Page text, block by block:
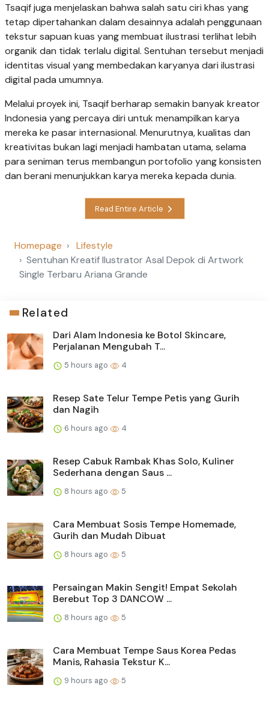
Tsaqif juga menjelaskan bahwa salah satu ciri khas yang
tetap dipertahankan dalam desainnya adalah penggunaan
tekstur sapuan kuas yang membuat ilustrasi terlihat lebih
organik dan tidak terlalu digital. Sentuhan tersebut menjadi
identitas visual yang membedakan karyanya dari ilustrasi
digital pada umumnya.
Melalui proyek ini, Tsaqif berharap semakin banyak kreator
Indonesia yang percaya diri untuk menampilkan karya
mereka ke pasar internasional. Menurutnya, kualitas dan
kreativitas bukan lagi menjadi hambatan utama, selama
para seniman terus membangun portofolio yang konsisten
dan berani menunjukkan karya mereka kepada dunia.
Read Entire Article
Homepage
Lifestyle
Sentuhan Kreatif Ilustrator Asal Depok di Artwork
Single Terbaru Ariana Grande
Related
Dari Alam Indonesia ke Botol Skincare,
Perjalanan Mengubah T...
5 hours ago 4
Resep Sate Telur Tempe Petis yang Gurih
dan Nagih
6 hours ago 4
Resep Cabuk Rambak Khas Solo, Kuliner
Sederhana dengan Saus ...
8 hours ago 5
Cara Membuat Sosis Tempe Homemade,
Gurih dan Mudah Dibuat
8 hours ago 5
Persaingan Makin Sengit! Empat Sekolah
Berebut Top 3 DANCOW ...
8 hours ago 5
Cara Membuat Tempe Saus Korea Pedas
Manis, Rahasia Tekstur K...
9 hours ago 5